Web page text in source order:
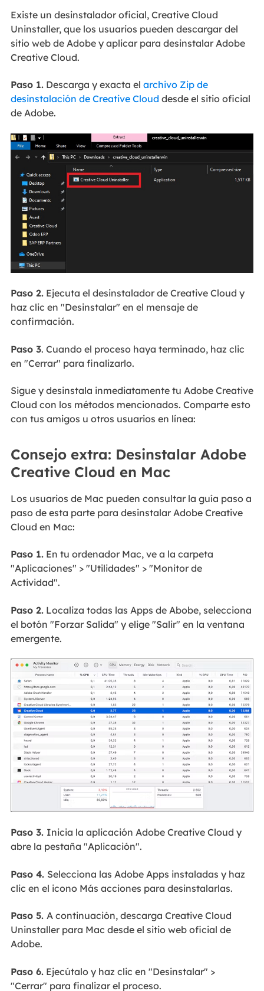
Existe un desinstalador oficial, Creative Cloud
Uninstaller, que los usuarios pueden descargar del
sitio web de Adobe y aplicar para desinstalar Adobe
Creative Cloud.
Paso 1.Descarga y exacta el archivo Zip de
desinstalación de Creative Cloud desde el sitio oficial
de Adobe.
Paso 2.Ejecuta el desinstalador de Creative Cloud y
haz clic en "Desinstalar" en el mensaje de
confirmación.
Paso 3. Cuando el proceso haya terminado, haz clic
en "Cerrar" para finalizarlo.
Sigue y desinstala inmediatamente tu Adobe Creative
Cloud con los métodos mencionados. Comparte esto
con tus amigos u otros usuarios en línea:
Consejo extra: Desinstalar Adobe
Creative Cloud en Mac
Los usuarios de Mac pueden consultar la guía paso a
paso de esta parte para desinstalar Adobe Creative
Cloud en Mac:
Paso 1.En tu ordenador Mac, ve a la carpeta
"Aplicaciones" > "Utilidades" > "Monitor de
Actividad".
Paso 2.Localiza todas las Apps de Abobe, selecciona
el botón "Forzar Salida" y elige "Salir" en la ventana
emergente.
Paso 3. Inicia la aplicación Adobe Creative Cloud y
abre la pestaña "Aplicación".
Paso 4. Selecciona las Adobe Apps instaladas y haz
clic en el icono Más acciones para desinstalarlas.
Paso 5. A continuación, descarga Creative Cloud
Uninstaller para Mac desde el sitio web oficial de
Adobe.
Paso 6.Ejecútalo y haz clic en "Desinstalar" >
"Cerrar" para finalizar el proceso.